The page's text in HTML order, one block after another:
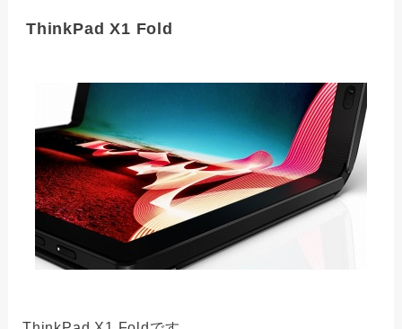
ThinkPad X1 Fold